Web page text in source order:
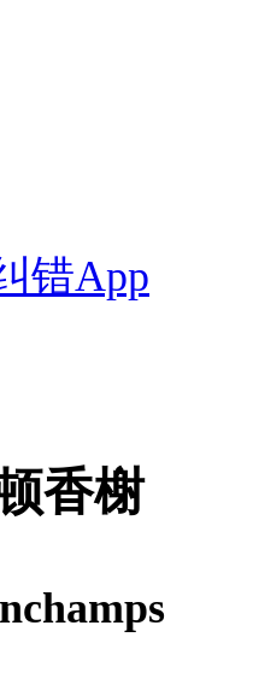
错App
香榭